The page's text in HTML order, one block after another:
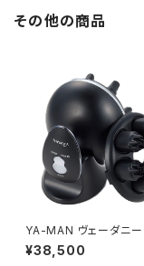
その他の商品
YA-MAN ヴェーダニードルスパ
デュアル YJHE0B
¥38,500